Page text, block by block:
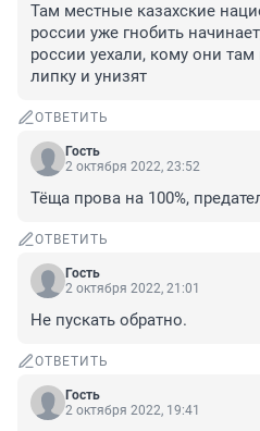
Там местные казахские
россии уже гнобить
россии уехали, кому они
липку и унизят
ОТВЕТИТЬ
Гость
2 октября 2022, 23:52
Тёща прова на 100%,
ОТВЕТИТЬ
Гость
2 октября 2022, 21:01
Не пускать обратно.
ОТВЕТИТЬ
Гость
2 октября 2022, 19:41